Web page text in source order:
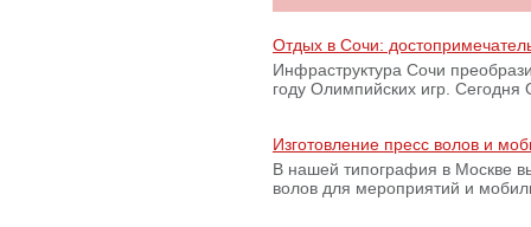
Отдых в Сочи:
Инфраструктура Сочи
году Олимпийских игр.
Изготовление пресс волов и
В нашей типография в Москве
волов для мероприятий и